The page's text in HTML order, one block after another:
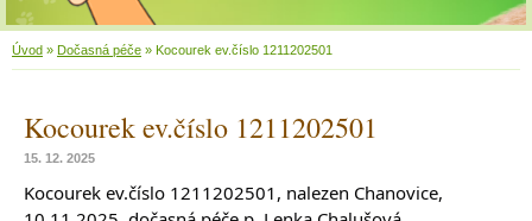
Úvod » Dočasná péče » Kocourek ev.číslo 1211202501
Kocourek ev.číslo 1211202501
15. 12. 2025
Kocourek ev.číslo 1211202501, nalezen Chanovice,